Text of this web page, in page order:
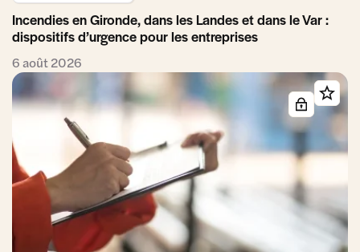
Incendies en Gironde, dans les Landes et dans le Var :
dispositifs d’urgence pour les entreprises
6 août 2026